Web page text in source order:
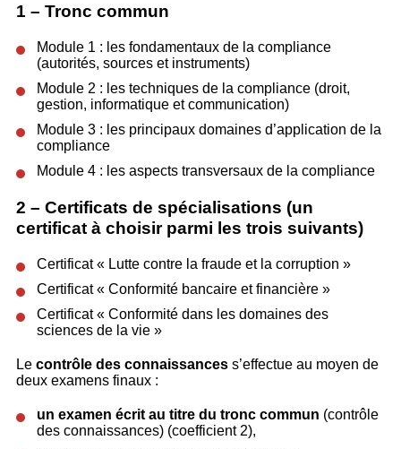
1 – Tronc commun
Module 1 : les fondamentaux de la compliance
(autorités, sources et instruments)
Module 2 : les techniques de la compliance (droit,
gestion, informatique et communication)
Module 3 : les principaux domaines d’application de la
compliance
Module 4 : les aspects transversaux de la compliance
2 – Certificats de spécialisations (un
certificat à choisir parmi les trois suivants)
Certificat « Lutte contre la fraude et la corruption »
Certificat « Conformité bancaire et financière »
Certificat « Conformité dans les domaines des
sciences de la vie »
Le contrôle des connaissancess’effectue au moyen de
deux examens finaux :
un examen écrit au titre du tronc commun (contrôle
des connaissances) (coefficient 2),